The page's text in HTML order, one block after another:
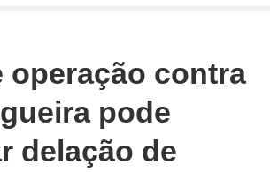
operação contra
pode
delação de